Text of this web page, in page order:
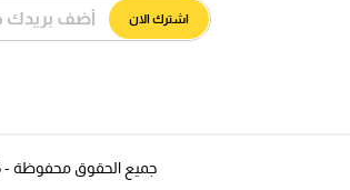
اشترك الان
جميع الحقوق محفوظة - 2026 ©